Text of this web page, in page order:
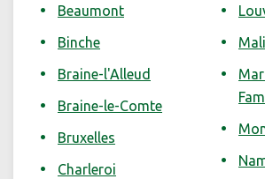
Beaumont
Binche
Braine-l'Alleud
Braine-le-Comte
Bruxelles
Charleroi